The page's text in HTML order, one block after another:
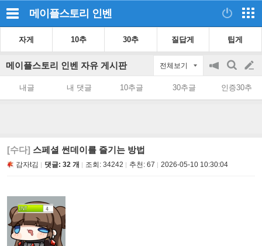
메이플스토리 인벤
자게 10추 30추 질답게 팁게
메이플스토리 인벤 자유 게시판 전체보기
공
on/off
검
색
글
쓰
내글 내 댓글 10추글 30추글 인증30추
[수다] 스페셜 썬데이를 즐기는 방법
감자t김 댓글: 32 개 조회: 34242 추천: 67 2026-05-10 10:30:04